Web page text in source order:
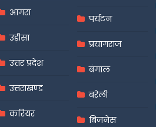
आगरा
उड़ीसा
उत्तर प्रदेश
उत्तराखण्ड
करियर
पर्यटन
प्रयागराज
बंगाल
बरेली
बिजनेस